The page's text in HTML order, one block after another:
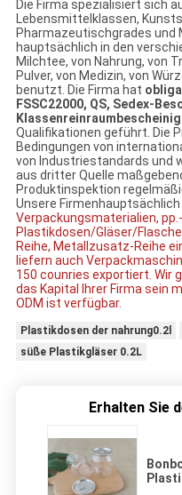
Die Firma spezialisiert sich
Lebensmittelklassen,
Pharmazeutischgrades und
hauptsächlich in den
Milchtee, von Nahrung, von
Pulver, von Medizin, von
benutzt. Die Firma hat
FSSC22000, QS, Sedex-
Qualifikationen geführt. Die
Bedingungen von
von Industriestandards und
aus dritter Quelle
Produktinspektion
Unsere
Verpackungsmaterialien,
Plastikdosen/Gläser/
Reihe, Metallzusatz-Reihe
liefern auch
150 counries exportiert. Wir
das Kapital Ihrer Firma sein
ODM ist verfügbar.
Plastikdosen der nahrung0.2l
süße Plastikgläser 0.2L
Erhalten Sie